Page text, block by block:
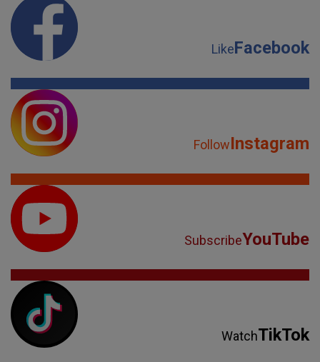
LikeFacebook
FollowInstagram
SubscribeYouTube
WatchTikTok